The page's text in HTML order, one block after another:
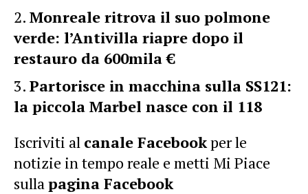
Monreale ritrova il suo polmone
verde: l’Antivilla riapre dopo il
restauro da 600mila €
Partorisce in macchina sulla SS121:
la piccola Marbel nasce con il 118
Iscriviti al canale Facebookper le
notizie in tempo reale e metti Mi Piace
sullapagina Facebook